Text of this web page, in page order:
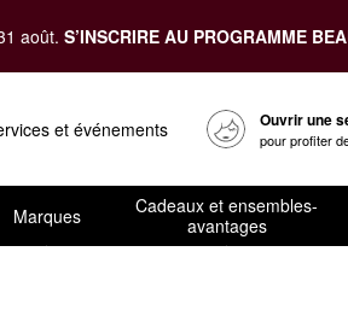
août. S’INSCRIRE AU PROGRAMME
et événements Ouvrir une
pour profiter
Marques
Cadeaux et ensembles-
avantages